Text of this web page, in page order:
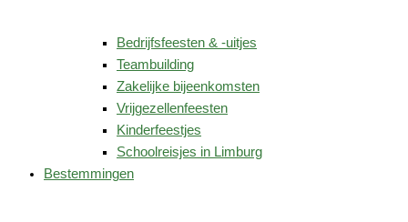
Bedrijfsfeesten & -uitjes
Teambuilding
Zakelijke bijeenkomsten
Vrijgezellenfeesten
Kinderfeestjes
Schoolreisjes in Limburg
Bestemmingen